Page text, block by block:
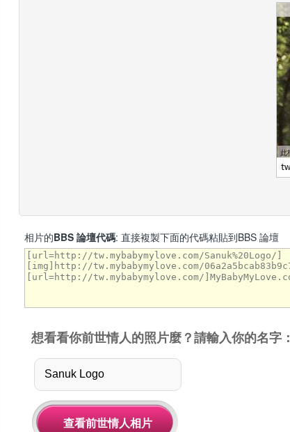
相片的BBS 論壇代碼: 直接複製下面的代碼粘貼到BBS 論壇
想看看你前世情人的照片麼？請輸入你的名字：